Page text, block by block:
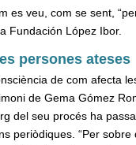
es veu, com se sent,
Fundación López Ibor.
persones ateses
de com afecta
de Gema Gómez
del seu procés ha
periòdiques. “Per